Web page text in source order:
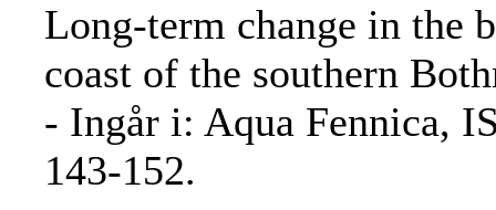
Long-term change in the
coast of the southern
- Ingår i: Aqua Fennica,
143-152.